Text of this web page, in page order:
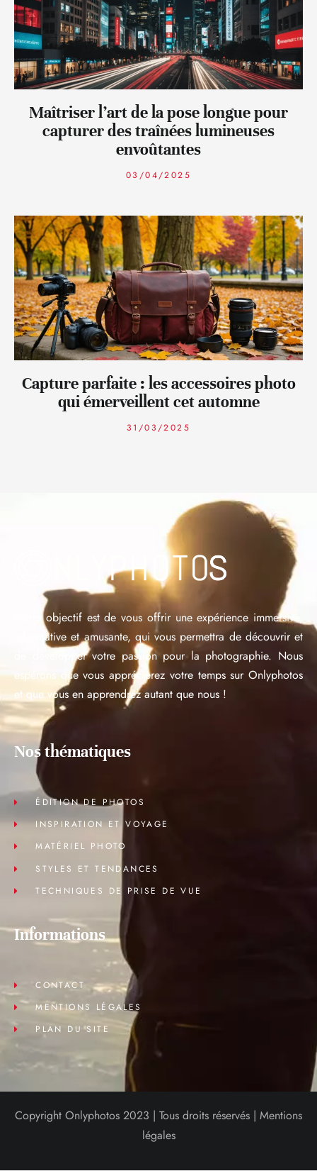
Maîtriser l’art de la pose longue pour
capturer des traînées lumineuses
envoûtantes
03/04/2025
Capture parfaite : les accessoires photo
qui émerveillent cet automne
31/03/2025
Notre objectif est de vous offrir une expérience immersive,
informative et amusante, qui vous permettra de découvrir et
de développer votre passion pour la photographie. Nous
espérons que vous apprécierez votre temps sur Onlyphotos
et que vous en apprendrez autant que nous !
Nos thématiques
ÉDITION DE PHOTOS
INSPIRATION ET VOYAGE
MATÉRIEL PHOTO
STYLES ET TENDANCES
TECHNIQUES DE PRISE DE VUE
Informations
CONTACT
MENTIONS LÉGALES
PLAN DU SITE
Copyright Onlyphotos 2023 | Tous droits réservés | Mentions
légales